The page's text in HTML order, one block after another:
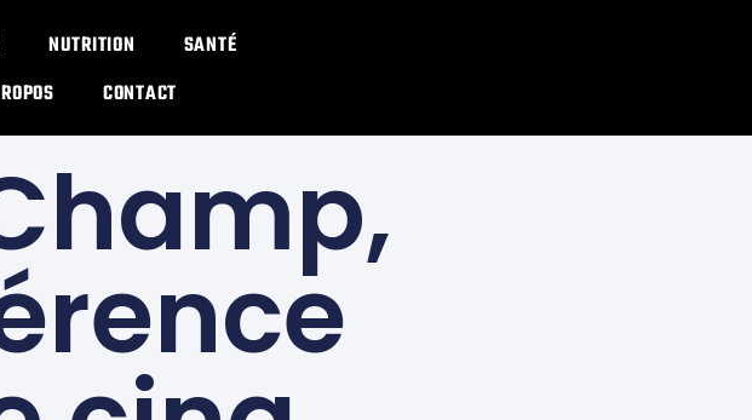
NUTRITION
SANTÉ
CONTACT